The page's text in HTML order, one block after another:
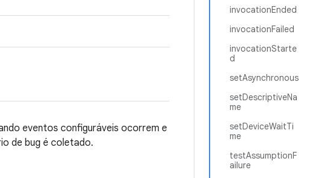
invocationEnded
invocationFailed
invocationStarte
d
setAsynchronous
setDescriptiveNa
me
setDeviceWaitTi
me
testAssumptionF
ailure
eventos configuráveis ocorrem e
de bug é coletado.